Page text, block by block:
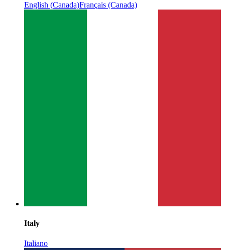
English (Canada)Français (Canada)
Italy
Italiano